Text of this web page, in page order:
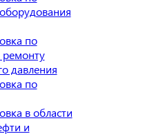
по
давления
по
в области
и